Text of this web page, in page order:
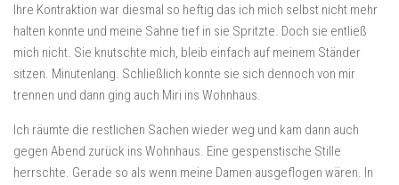
Ihre Kontraktion war diesmal so heftig das ich mich selbst nicht mehr
halten konnte und meine Sahne tief in sie Spritzte. Doch sie entließ
mich nicht. Sie knutschte mich, bleib einfach auf meinem Ständer
sitzen. Minutenlang. Schließlich konnte sie sich dennoch von mir
trennen und dann ging auch Miri ins Wohnhaus.
Ich räumte die restlichen Sachen wieder weg und kam dann auch
gegen Abend zurück ins Wohnhaus. Eine gespenstische Stille
herrschte. Gerade so als wenn meine Damen ausgeflogen wären. In